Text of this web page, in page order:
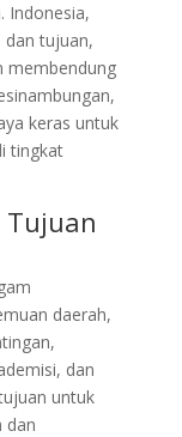
Indonesia,
dan tujuan,
membendung
keras untuk
tingkat
Tujuan
daerah,
dan
untuk
dan